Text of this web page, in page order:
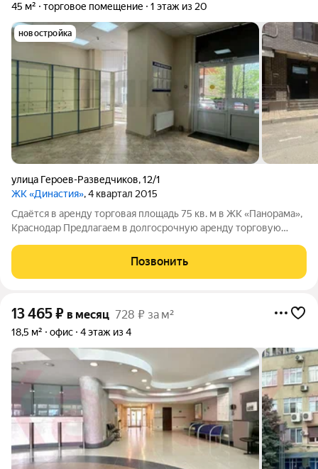
45 м² торговое помещение 1 этаж из 20
новостройка
улица Героев-Разведчиков,12/1
ЖК «Династия», 4 квартал 2015
Сдаётся в аренду торговая площадь 75 кв. м в ЖК «Панорама»,
Краснодар Предлагаем в долгосрочную аренду торговую
Идеальное место для бизнеса с
Позвонить
13 465₽ в месяц 728 ₽ за м²
18,5 м² офис 4 этаж из 4